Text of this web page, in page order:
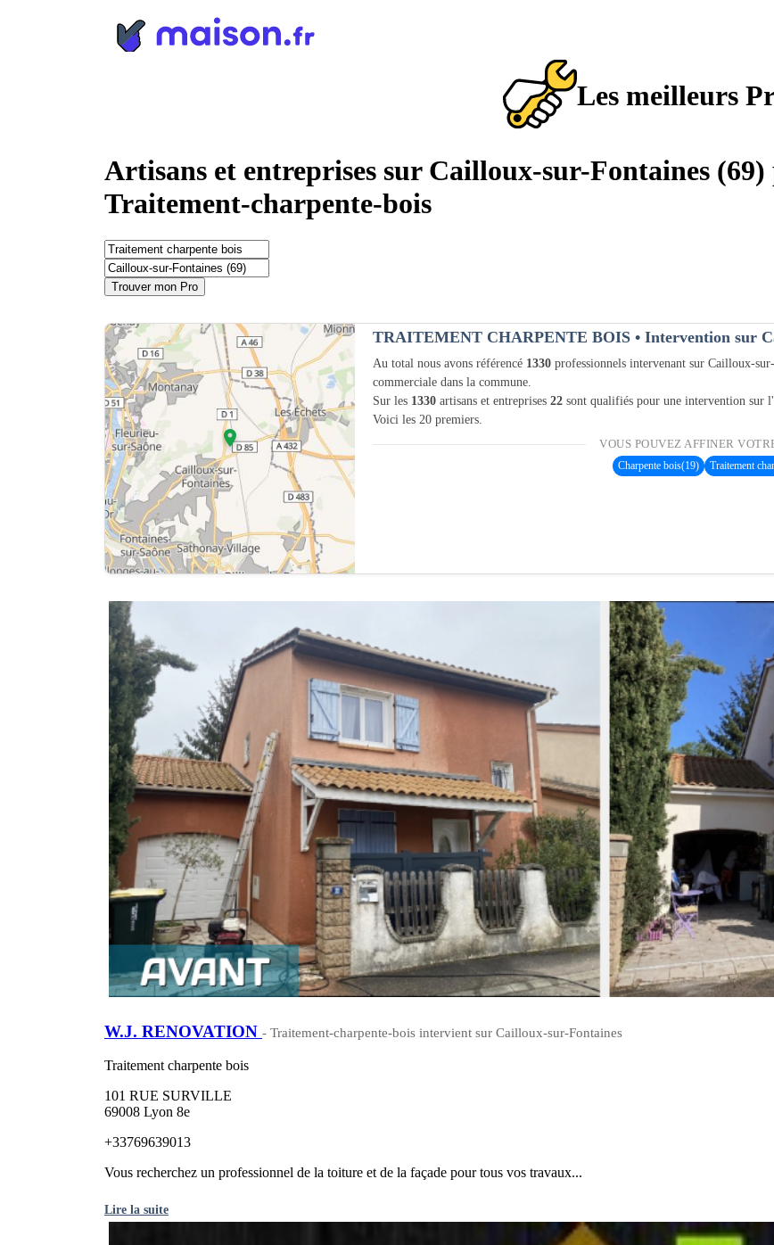
Les meilleurs
Artisans et entreprises sur Cailloux-sur-Fontaines
Traitement-charpente-bois
Trouver mon Pro
TRAITEMENT CHARPENTE BOIS • Intervention sur
Au total nous avons référencé 1330 professionnels intervenant sur Cailloux-
commerciale dans la commune.
Sur les 1330 artisans et entreprises 22 sont qualifiés pour une intervention sur
Voici les 20 premiers.
VOUS POUVEZ AFFINER
Charpente bois(19) Traitement
W.J. RENOVATION - Traitement-charpente-bois intervient sur Cailloux-sur-Fontaines
Traitement charpente bois
101 RUE SURVILLE
69008 Lyon 8e
+33769639013
Vous recherchez un professionnel de la toiture et de la façade pour tous vos travaux...
Lire la suite